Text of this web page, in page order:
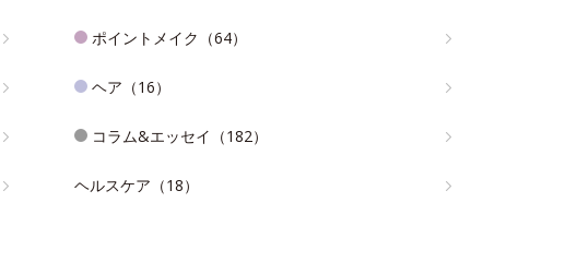
ポイントメイク（64）
ヘア（16）
コラム&エッセイ（182）
ヘルスケア（18）